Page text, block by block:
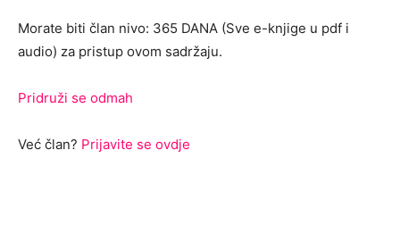
Morate biti član nivo: 365 DANA (Sve e-knjige u pdf i
audio) za pristup ovom sadržaju.
Pridruži se odmah
Već član? Prijavite se ovdje